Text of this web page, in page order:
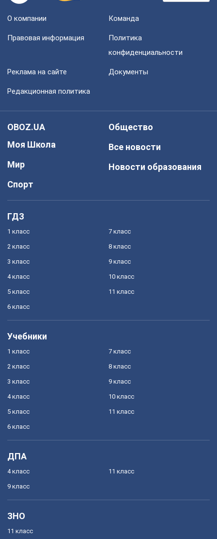
О компании Команда
Правовая информация
Политика
конфиденциальности
Реклама на сайте Документы
Редакционная политика
OBOZ.UA
Моя Школа
Мир
Спорт
Общество
Все новости
Новости образования
ГДЗ
1 класс
2 класс
3 класс
4 класс
5 класс
6 класс
7 класс
8 класс
9 класс
10 класс
11 класс
Учебники
1 класс
2 класс
3 класс
4 класс
5 класс
6 класс
7 класс
8 класс
9 класс
10 класс
11 класс
ДПА
4 класс
9 класс
11 класс
ЗНО
11 класс